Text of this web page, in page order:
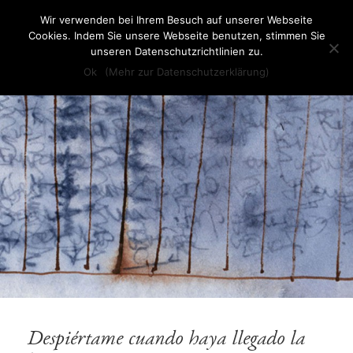
Babette Werth
Despiértame cuando haya llegado la
Wir verwenden bei Ihrem Besuch auf unserer Webseite
Cookies. Indem Sie unsere Webseite benutzen, stimmen Sie
unseren Datenschutzrichtlinien zu.
Ok
(Mehr zur Datenschutzerklärung)